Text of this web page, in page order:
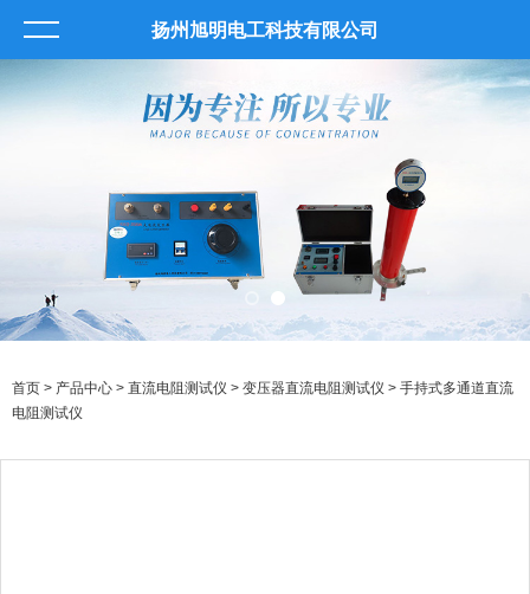
扬州旭明电工科技有限公司
首页 > 产品中心 > 直流电阻测试仪 > 变压器直流电阻测试仪 > 手持式多通道直流
电阻测试仪